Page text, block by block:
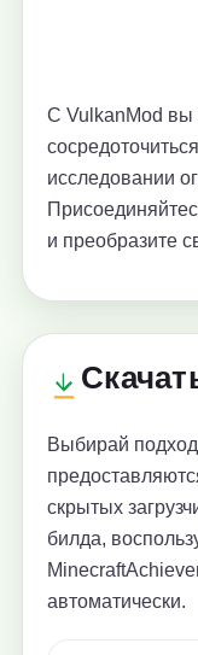
С VulkanMod вы
исследовании
и преобразите
Выбирай
скрытых
билда,
автоматически.